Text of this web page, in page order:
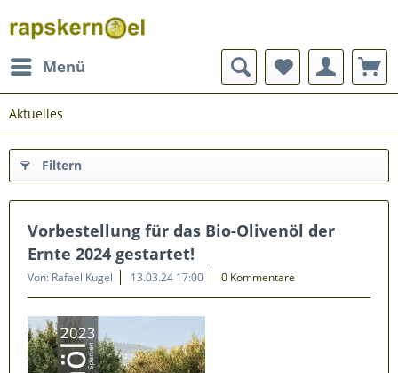
Menü
Aktuelles
Filtern
Vorbestellung für das Bio-Olivenöl der
Ernte 2024 gestartet!
Von: Rafael Kugel 13.03.24 17:00 0 Kommentare